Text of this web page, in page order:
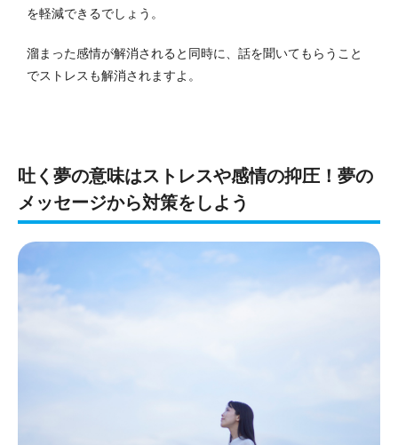
を軽減できるでしょう。
溜まった感情が解消されると同時に、話を聞いてもらうこと
でストレスも解消されますよ。
吐く夢の意味はストレスや感情の抑圧！夢の
メッセージから対策をしよう